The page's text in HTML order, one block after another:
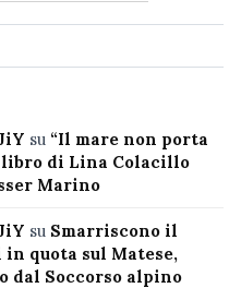
su “Il mare non porta
di Lina Colacillo
Marino
su Smarriscono il
quota sul Matese,
Soccorso alpino